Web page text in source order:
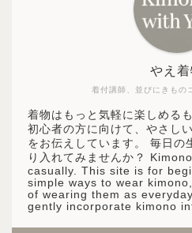
着付講師、並びにきもの
やえ着
着物はもっと気軽に楽しめる
初心者の方に向けて、やさし
をお伝えしています。 毎日の
り入れてみませんか？
casually. This site is for
simple ways to wear
of wearing them as
gently incorporate kimono